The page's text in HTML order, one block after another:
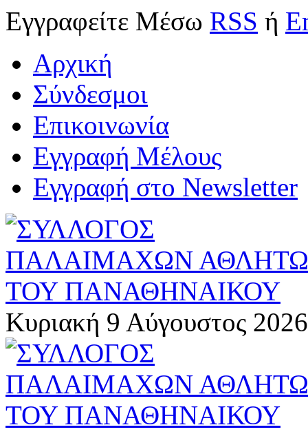
Εγγραφείτε Μέσω RSS ή
Αρχική
Σύνδεσμοι
Επικοινωνία
Εγγραφή Μέλους
Εγγραφή στο Newsletter
Κυριακή 9 Αύγουστος